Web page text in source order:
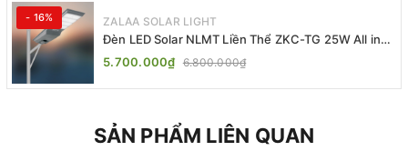
- 16% ZALAA SOLAR LIGHT
Đèn LED Solar NLMT Liền Thể ZKC-TG 25W All in
One | ZALAA Street Light
5.700.000₫ 6.800.000₫
SẢN PHẨM LIÊN QUAN